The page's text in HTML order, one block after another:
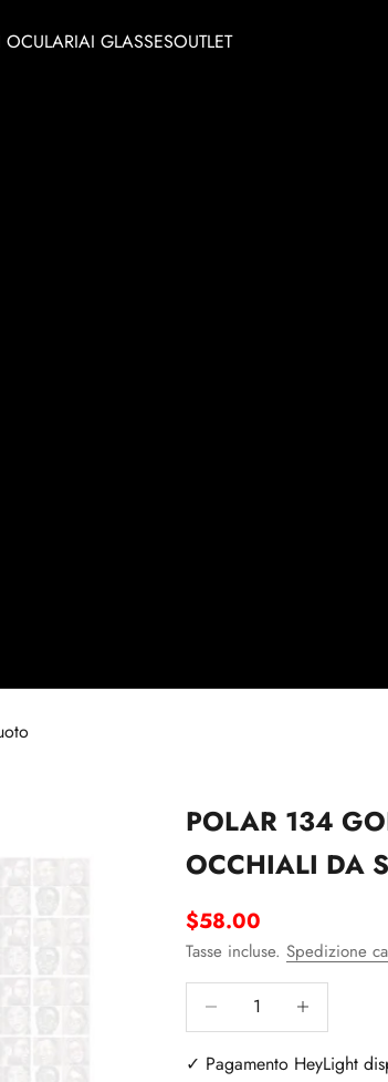
AI GLASSESOUTLET
POLAR 134
OCCHIALI DA
Prezzo scontato
$58.00
Tasse incluse.Spedizione
Diminuisci quantitàAumenta
✓ Pagamento HeyLight